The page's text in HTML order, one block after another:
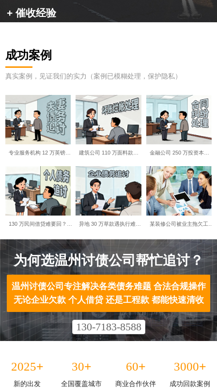
+ 催收经验
成功案例
真实案例，见证我们的实力（案例已模糊处理，保护隐私）
专业服务机构 12 万英镑…
130 万民间借贷难要回？…
建筑公司 110 万面料款…
异地 30 万草款遇执行难…
金融公司 250 万投资本…
某装修公司被业主拖欠工…
为何选温州讨债公司帮忙追讨？​
温州讨债公司专注解决各类债务难题 合法合规操作
无论企业欠款 个人借贷 还是工程款 都能快速清收
130-7183-8588
2025+
新的出发
30+
全国覆盖城市
60+
商业合作伙伴
3000+
成功回款案例